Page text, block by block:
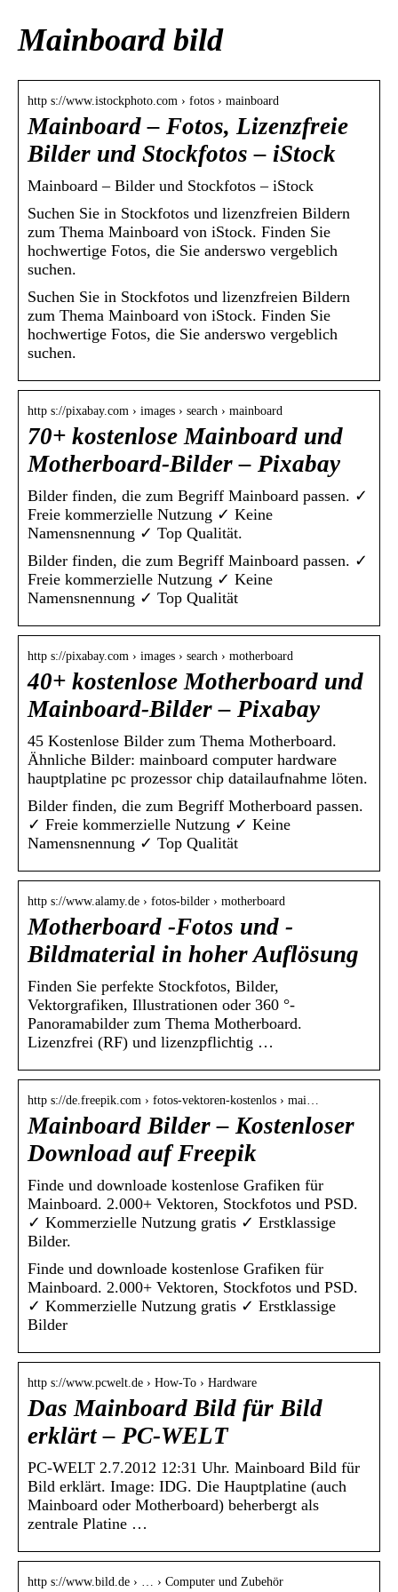
Mainboard bild
http s://www.istockphoto.com › fotos › mainboard
Mainboard – Fotos, Lizenzfreie
Bilder und Stockfotos – iStock
Mainboard – Bilder und Stockfotos – iStock
Suchen Sie in Stockfotos und lizenzfreien Bildern
zum Thema Mainboard von iStock. Finden Sie
hochwertige Fotos, die Sie anderswo vergeblich
suchen.
Suchen Sie in Stockfotos und lizenzfreien Bildern
zum Thema Mainboard von iStock. Finden Sie
hochwertige Fotos, die Sie anderswo vergeblich
suchen.
http s://pixabay.com › images › search › mainboard
70+ kostenlose Mainboard und
Motherboard-Bilder – Pixabay
Bilder finden, die zum Begriff Mainboard passen. ✓
Freie kommerzielle Nutzung ✓ Keine
Namensnennung ✓ Top Qualität.
Bilder finden, die zum Begriff Mainboard passen. ✓
Freie kommerzielle Nutzung ✓ Keine
Namensnennung ✓ Top Qualität
http s://pixabay.com › images › search › motherboard
40+ kostenlose Motherboard und
Mainboard-Bilder – Pixabay
45 Kostenlose Bilder zum Thema Motherboard.
Ähnliche Bilder: mainboard computer hardware
hauptplatine pc prozessor chip datailaufnahme löten.
Bilder finden, die zum Begriff Motherboard passen.
✓ Freie kommerzielle Nutzung ✓ Keine
Namensnennung ✓ Top Qualität
http s://www.alamy.de › fotos-bilder › motherboard
Motherboard -Fotos und -
Bildmaterial in hoher Auflösung
Finden Sie perfekte Stockfotos, Bilder,
Vektorgrafiken, Illustrationen oder 360 °-
Panoramabilder zum Thema Motherboard.
Lizenzfrei (RF) und lizenzpflichtig …
http s://de.freepik.com › fotos-vektoren-kostenlos › mai…
Mainboard Bilder – Kostenloser
Download auf Freepik
Finde und downloade kostenlose Grafiken für
Mainboard. 2.000+ Vektoren, Stockfotos und PSD.
✓ Kommerzielle Nutzung gratis ✓ Erstklassige
Bilder.
Finde und downloade kostenlose Grafiken für
Mainboard. 2.000+ Vektoren, Stockfotos und PSD.
✓ Kommerzielle Nutzung gratis ✓ Erstklassige
Bilder
http s://www.pcwelt.de › How-To › Hardware
Das Mainboard Bild für Bild
erklärt – PC-WELT
PC-WELT 2.7.2012 12:31 Uhr. Mainboard Bild für
Bild erklärt. Image: IDG. Die Hauptplatine (auch
Mainboard oder Motherboard) beherbergt als
zentrale Platine …
http s://www.bild.de › … › Computer und Zubehör